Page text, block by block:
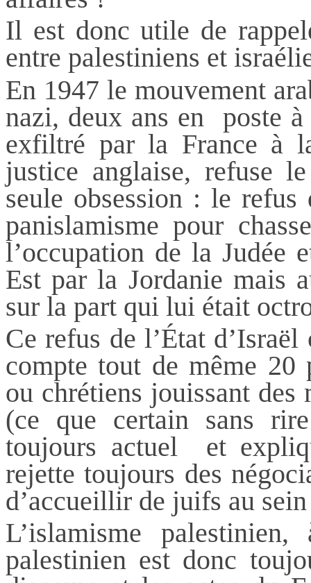
Il est donc utile de
entre palestiniens et
En 1947 le mouvement
nazi, deux ans en poste
exfiltré par la France à
justice anglaise, refuse
seule obsession : le
panislamisme pour
l’occupation de la Judée
Est par la Jordanie mais
sur la part qui lui était
Ce refus de l’État
compte tout de même 20
ou chrétiens jouissant des
(ce que certain sans
toujours actuel et
rejette toujours des
d’accueillir de juifs au
L’islamisme
palestinien est donc